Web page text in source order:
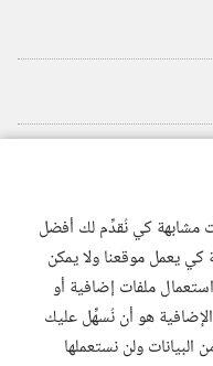
مشابهة كي نُقدِّم لك أفضل
يعمل موقعنا ولا يمكن
ملفات إضافية أو
هو أن نُسهِّل عليك
البيانات ولن نستعملها